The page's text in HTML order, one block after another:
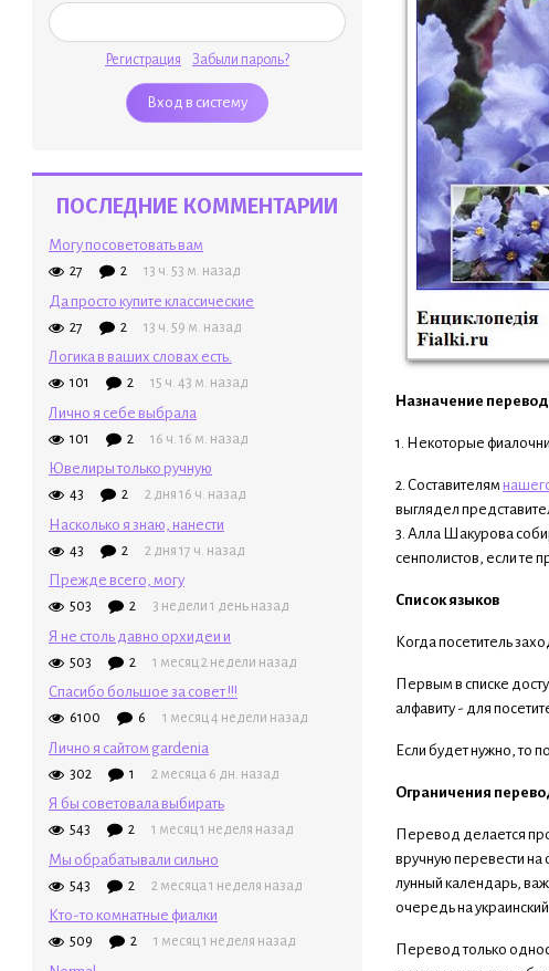
Регистрация Забыли пароль?
ПОСЛЕДНИЕ КОММЕНТАРИИ
Могу посоветовать вам
27 2 13 ч. 53 м. назад
Да просто купите классические
27 2 13 ч. 59 м. назад
Логика в ваших словах есть.
101 2 15 ч. 43 м. назад
Лично я себе выбрала
101 2 16 ч. 16 м. назад
Ювелиры только ручную
43 2 2 дня 16 ч. назад
Насколько я знаю, нанести
43 2 2 дня 17 ч. назад
Прежде всего, могу
503 2 3 недели 1 день назад
Я не столь давно орхидеи и
503 2 1 месяц 2 недели назад
Спасибо большое за совет !!!
6100 6 1 месяц 4 недели назад
Лично я сайтом gardenia
302 1 2 месяца 6 дн. назад
Я бы советовала выбирать
543 2 1 месяц 1 неделя назад
Мы обрабатывали сильно
543 2 2 месяца 1 неделя назад
Кто-то комнатные фиалки
509 2 1 месяц 1 неделя назад
Назначение
1. Некоторые
2. Составителям
выглядел
3. Алла Шакурова
сенполистов, если те
Список языков
Когда посетитель
Первым в списке
алфавиту - для
Если будет нужно, то
Ограничения
Перевод делается
вручную перевести на
лунный календарь,
очередь на
Перевод только